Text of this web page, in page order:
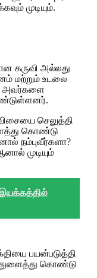
முடியும்.
கருவி அல்லது
மற்றும் உடலை
அவர்களை
செலுத்தி
கொண்டு
நம்புவீர்களா?
முடியும்
பயன்படுத்தி
கொண்டு